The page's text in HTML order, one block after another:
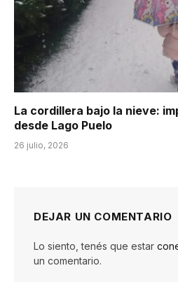
La cordillera bajo la nieve:
desde Lago Puelo
26 julio, 2026
DEJAR UN COMENTARIO
Lo siento, tenés que estar
un comentario.